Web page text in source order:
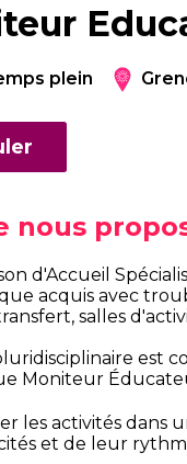
plein
nous
d'Accueil
acquis avec
salles
est
Moniteur
les activités dans
et de leur